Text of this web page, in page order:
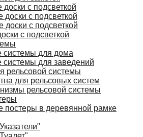
с подсветкой
доски с подсветкой
доски с подсветкой
с подсветкой
системы для дома
системы для заведений
рельсовой системы
для рельсовых систем
рельсовой системы
постеры в деревянной рамке